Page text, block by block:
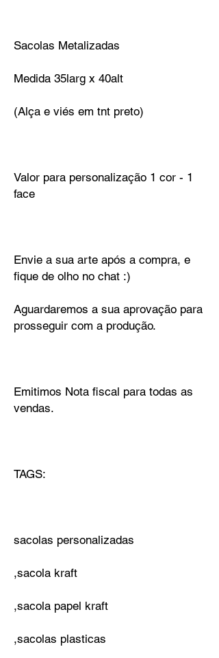
Sacolas Metalizadas
Medida 35larg x 40alt
(Alça e viés em tnt preto)
Valor para personalização 1 cor - 1
face
Envie a sua arte após a compra, e
fique de olho no chat :)
Aguardaremos a sua aprovação para
prosseguir com a produção.
Emitimos Nota fiscal para todas as
vendas.
TAGS:
sacolas personalizadas
,sacola kraft
,sacola papel kraft
,sacolas plasticas